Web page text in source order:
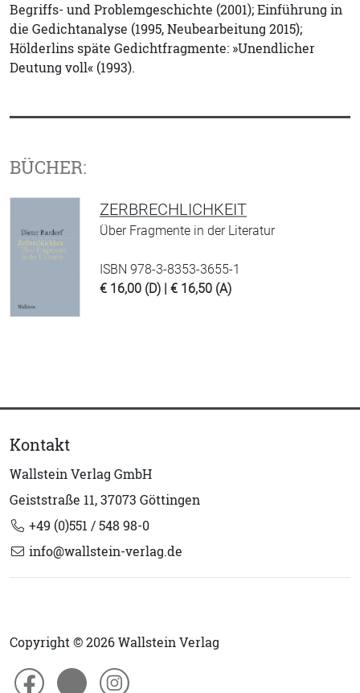
Begriffs- und Problemgeschichte (2001); Einführung in
die Gedichtanalyse (1995, Neubearbeitung 2015);
Hölderlins späte Gedichtfragmente: »Unendlicher
Deutung voll« (1993).
BÜCHER:
ZERBRECHLICHKEIT
Über Fragmente in der Literatur
ISBN 978-3-8353-3655-1
€ 16,00 (D) | € 16,50 (A)
Kontakt
Wallstein Verlag GmbH
Geiststraße 11, 37073 Göttingen
+49 (0)551 / 548 98-0
info@wallstein-verlag.de
Copyright © 2026 Wallstein Verlag